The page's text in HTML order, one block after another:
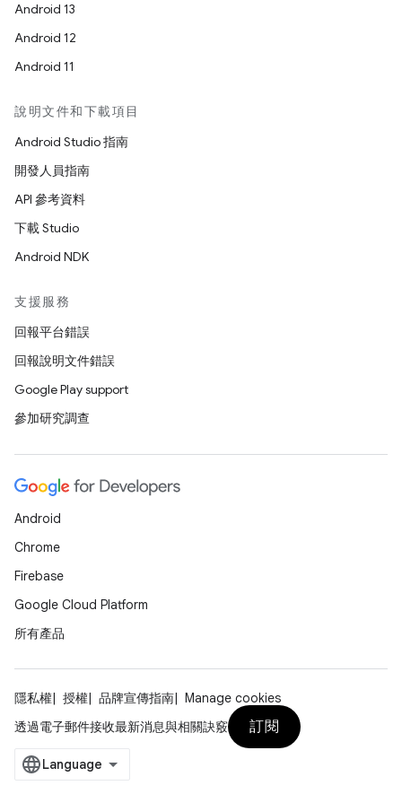
Android 13
Android 12
Android 11
說明文件和下載項目
Android Studio 指南
開發人員指南
API 參考資料
下載 Studio
Android NDK
支援服務
回報平台錯誤
回報說明文件錯誤
Google Play support
參加研究調查
Android
Chrome
Firebase
Google Cloud Platform
所有產品
隱私權 授權 品牌宣傳指南
Manage cookies
透過電子郵件接收最新消息與相關訣竅
訂閱